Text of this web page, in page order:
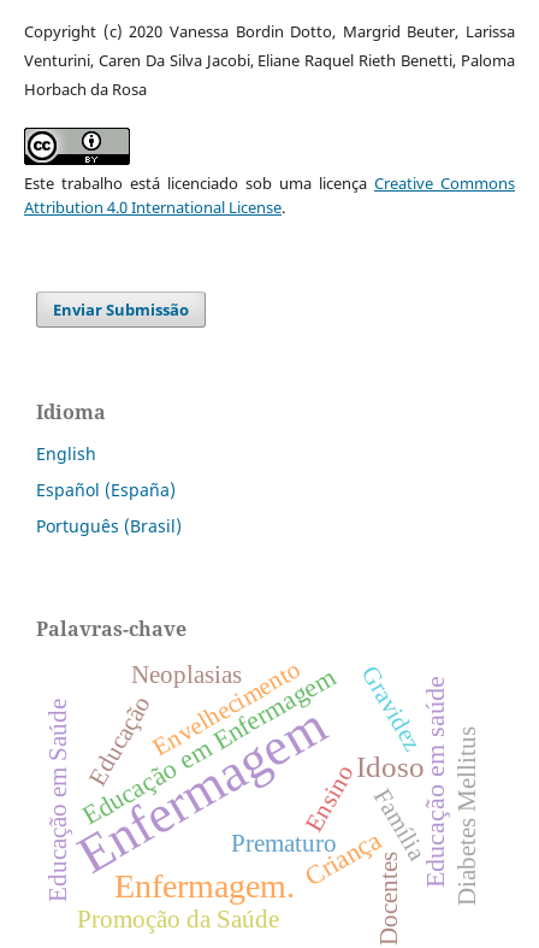
Copyright (c) 2020 Vanessa Bordin Dotto, Margrid Beuter, Larissa
Venturini, Caren Da Silva Jacobi, Eliane Raquel Rieth Benetti, Paloma
Horbach da Rosa
Este trabalho está licenciado sob uma licençaCreative Commons
Attribution 4.0 International License.
Enviar Submissão
Idioma
English
Español (España)
Português (Brasil)
Palavras-chave
Enfermagem
Enfermagem.
Idoso
Criança
Educação em Enfermagem Educação em saúde
Educação em Saúde Envelhecimento
Família
Ensino
Neoplasias
Promoção da Saúde
Diabetes Mellitus
Docentes
Prematuro
Educação Gravidez